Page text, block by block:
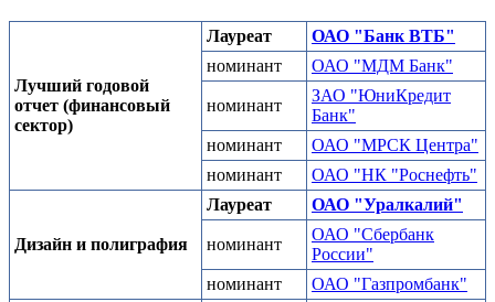
Лучший годовой
отчет (финансовый
сектор)
Лауреат
ОАО "Банк ВТБ"
номинант
ОАО "МДМ Банк"
номинант
ЗАО "ЮниКредит
Банк"
номинант
ОАО "МРСК Центра"
номинант
ОАО "НК "Роснефть"
Дизайн и полиграфия
Лауреат ОАО "Уралкалий"
номинант
ОАО "Сбербанк
России"
номинант
ОАО "Газпромбанк"